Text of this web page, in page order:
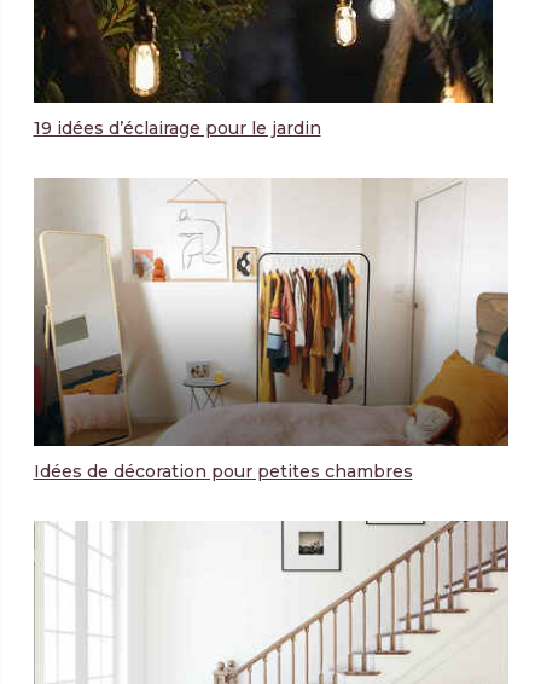
19 idées d’éclairage pour le jardin
Idées de décoration pour petites chambres